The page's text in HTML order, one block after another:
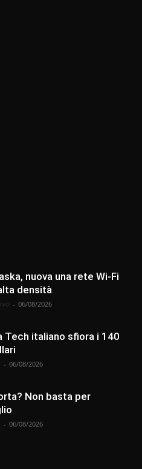
nuova una rete Wi-Fi
densità
- 06/08/2026
Tech italiano sfiora i 140
- 06/08/2026
Non basta per
- 06/08/2026